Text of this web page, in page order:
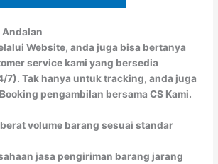
Andalan
Website, anda juga bisa bertanya
service kami yang bersedia
7). Tak hanya untuk tracking, anda juga
pengambilan bersama CS Kami.
volume barang sesuai standar
jasa pengiriman barang jarang